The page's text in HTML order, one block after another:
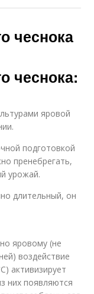
чеснока
чеснока:
яровой
подготовкой
пренебрегать,
урожай.
длительный, он
яровому (не
воздействие
активизирует
них появляются